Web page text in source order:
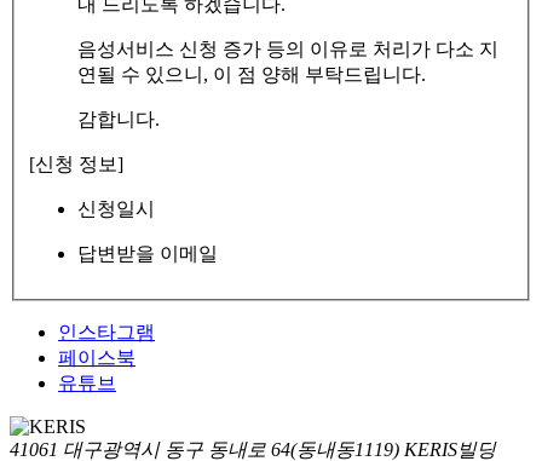
음성서비스 신청 증가 등의 이유로 처리가 다소 지
연될 수 있으니, 이 점 양해 부탁드립니다.
감합니다.
[신청 정보]
신청일시
답변받을 이메일
인스타그램
페이스북
유튜브
41061 대구광역시 동구 동내로 64(동내동1119) KERIS빌딩